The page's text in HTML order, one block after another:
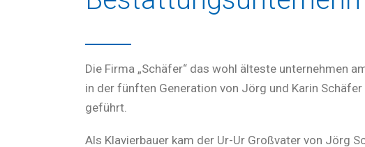
Die Firma „Schäfer“ das wohl älteste unternehmen
in der fünften Generation von Jörg und Karin
geführt.
Als Klavierbauer kam der Ur-Ur Großvater von Jörg